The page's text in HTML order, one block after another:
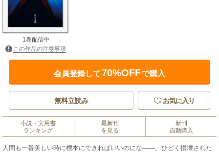
1巻配信中
この作品の注意事項
会員登録して70%OFFで購入
無料立読み お気に入り
小説・実用書
ランキング
最新刊
を見る
新刊
自動購入
人間も一番美しい時に標本にできればいいのにな――。ひどく損壊された